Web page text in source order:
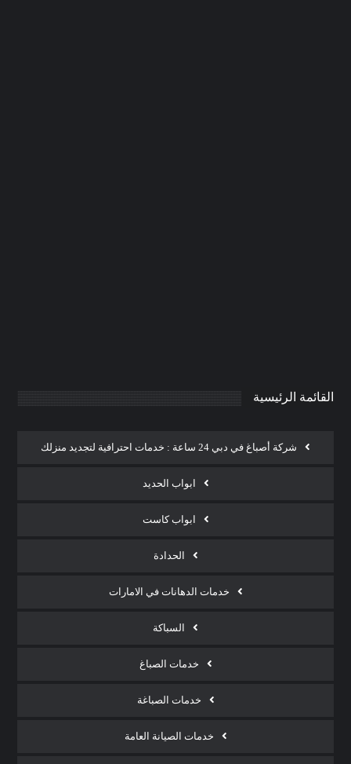
القائمة الرئيسية
شركة أصباغ في دبي 24 ساعة : خدمات احترافية لتجديد منزلك
ابواب الحديد
ابواب كاست
الحدادة
خدمات الدهانات في الامارات
السباكة
خدمات الصباغ
خدمات الصباغة
خدمات الصيانة العامة